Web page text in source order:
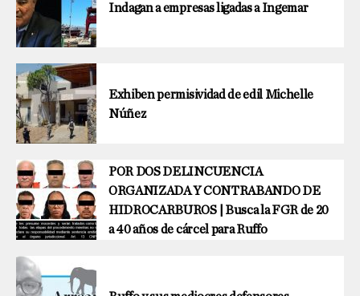
Indagan a empresas ligadas a Ingemar
Exhiben permisividad de edil Michelle
Núñez
POR DOS DELINCUENCIA
ORGANIZADA Y CONTRABANDO DE
HIDROCARBUROS | Busca la FGR de 20
a 40 años de cárcel para Ruffo